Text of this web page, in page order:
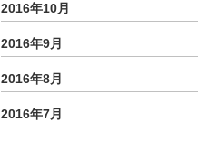
2016年10月
2016年9月
2016年8月
2016年7月